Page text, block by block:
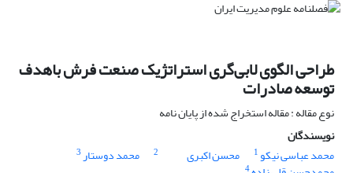
طراحی الگوی لابی‌گری استراتژیک صنعت فرش باهدف
توسعه صادرات
نوع مقاله : مقاله استخراج شده از پایان نامه
نویسندگان
محمد عباسی نیکو1 محسن اکبری 2 محمد دوستار3
4